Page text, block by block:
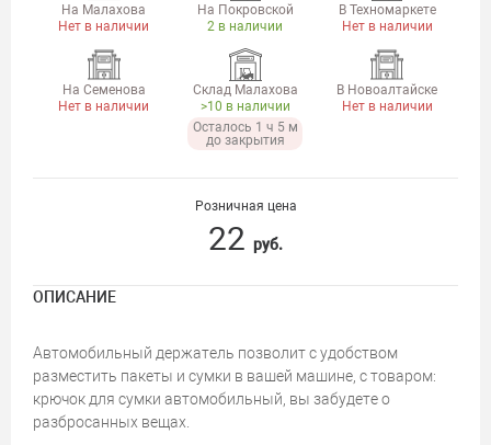
На Малахова
Нет в наличии
На Покровской
2 в наличии
В Техномаркете
Нет в наличии
На Семенова
Нет в наличии
Склад Малахова
>10 в наличии
Осталось 1 ч 5 м
до закрытия
В Новоалтайске
Нет в наличии
Розничная цена
22 руб.
ОПИСАНИЕ
Автомобильный держатель позволит с удобством
разместить пакеты и сумки в вашей машине, с товаром:
крючок для сумки автомобильный, вы забудете о
разбросанных вещах.